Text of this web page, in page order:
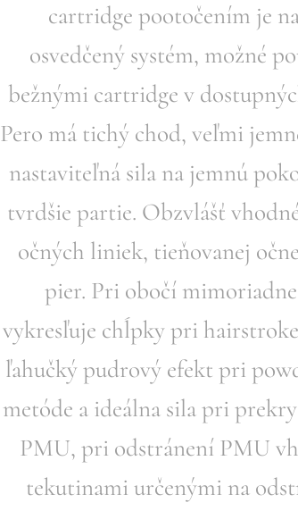
cartridge pootočením je
osvedčený systém, možné
bežnými cartridge v
Pero má tichý chod, veľmi
nastaviteľná sila na jemnú
tvrdšie partie. Obzvlášť
očných liniek, tieňovanej
pier. Pri obočí
vykresľuje chĺpky pri
ľahučký pudrový efekt pri
metóde a ideálna sila pri
PMU, pri odstránení PMU
tekutinami určenými na